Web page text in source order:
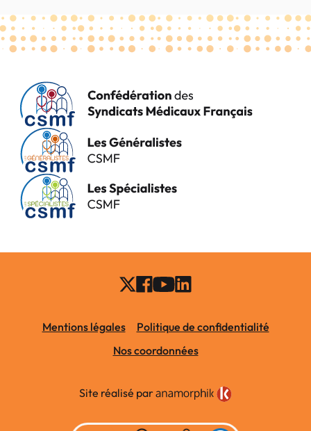
Mentions légales
Politique de confidentialité
Nos coordonnées
Site réalisé par